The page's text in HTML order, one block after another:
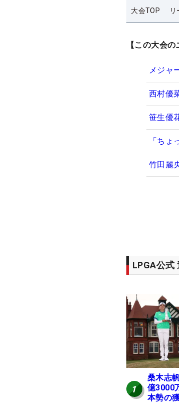
大会TOP
【この大会の
メジャ
西村優
笹生優
「ち
竹田麗
LPGA公式
1
桑木志
億3000
本勢の